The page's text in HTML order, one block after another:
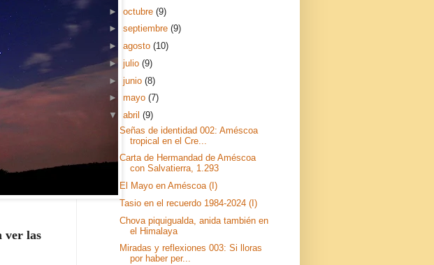
ver las
► octubre (9)
► septiembre (9)
► agosto (10)
► julio (9)
► junio (8)
► mayo (7)
▼ abril (9)
Señas de identidad 002: Améscoa
tropical en el Cre...
Carta de Hermandad de Améscoa
con Salvatierra, 1.293
El Mayo en Améscoa (I)
Tasio en el recuerdo 1984-2024 (I)
Chova piquigualda, anida también en
el Himalaya
Miradas y reflexiones 003: Si lloras
por haber per...